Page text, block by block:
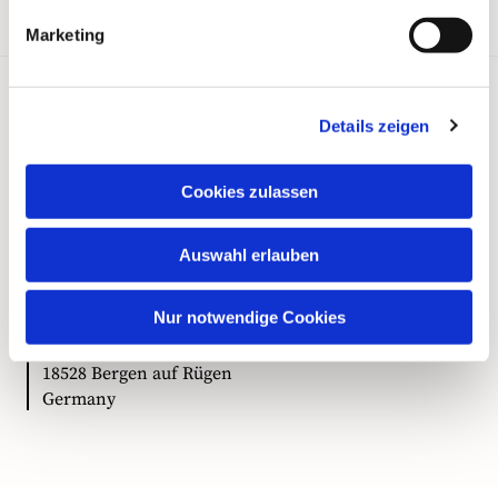
Marketing
Details zeigen
Cookies zulassen
Auswahl erlauben
Nur notwendige Cookies
Kontakt
Ökumenische Pilgerinitiative Vorpommern e.V.
Clementstr. 1
18528 Bergen auf Rügen
Germany